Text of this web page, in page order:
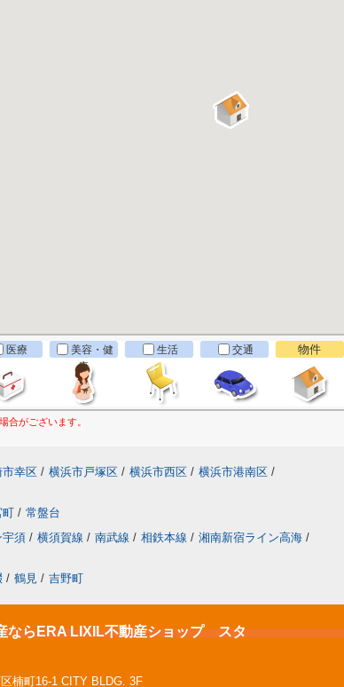
医療
美容・健
康
生活 交通 物件
合がございます。
市幸区 / 横浜市戸塚区 / 横浜市西区 / 横浜市港南区 /
町 / 常盤台
宇須 / 横須賀線 / 南武線 / 相鉄本線 / 湘南新宿ライン高海 /
/ 鶴見 / 吉野町
ならERA LIXIL不動産ショップ スタ
楠町16-1 CITY BLDG. 3F